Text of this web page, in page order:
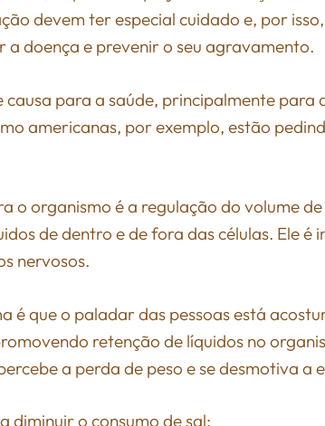
devem ter especial cuidado e, por
a doença e prevenir o seu agravamento.
causa para a saúde, principalmente para
americanas, por exemplo, estão
o organismo é a regulação do volume
de dentro e de fora das células. Ele
nervosos.
é que o paladar das pessoas está
retenção de líquidos no
a perda de peso e se desmotiva a
diminuir o consumo de sal: